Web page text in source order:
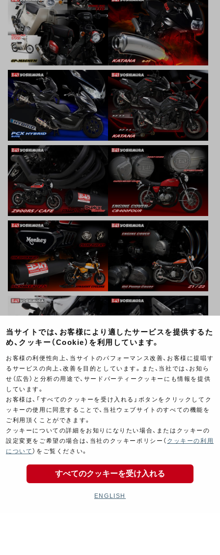
当サイトでは、お客様により適したサービスを提供するた
め、クッキー（Cookie）を利用しています。
お客様の利便性向上、当サイトのパフォーマンス改善、お客様に提唱す
るサービスの向上、改善を目的としています。また、当社では、お知ら
せ（広告）と分析の用途で、サードパーティークッキーにも情報を提供
しています。
お客様は、「すべてのクッキーを受け入れる」ボタンをクリックしてク
ッキーの使用に同意することで、当社ウェブサイトのすべての機能を
ご利用頂くことができます。
クッキーについての詳細をお知りになりたい場合、またはクッキーの
設定変更をご希望の場合は、当社のクッキーポリシー（ クッキーの利用
について ）をご覧ください。
すべてのクッキーを受け入れる
ENGLISH